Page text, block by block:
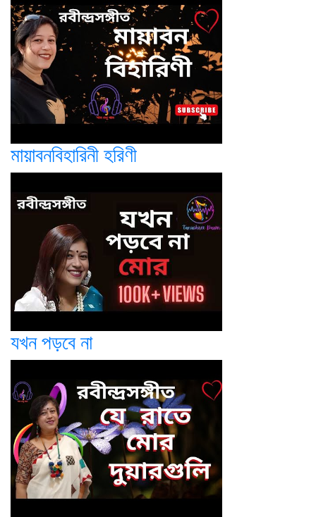
মায়াবনবিহারিনী হরিণী
যখন পড়বে না